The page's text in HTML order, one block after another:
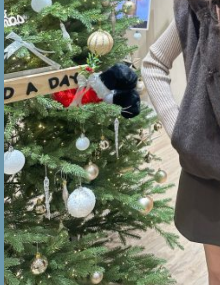
COATS
TOP
BOTTOM
SETS & AIRPORT LOOKS
THERMAL
UNDERWEAR
WINTER ACCESSORIES
BOOTS
BOOTS
WINTER ACCESSORIES
TRAVEL ESSENTIALS
MAP
IG
REVIEW
BLOG
วิธีทำความสะอาดเสื้อโค้ท
MY WISHLIST
ค้นหา:
SHOP